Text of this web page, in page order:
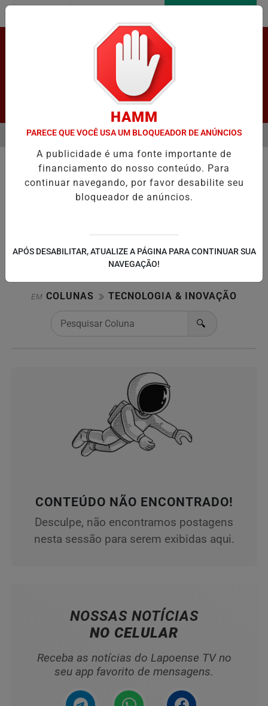
Pesquisar Notícia
SIMULAÇÃO PRÁTICA DE VOTAÇÃO ELETRÔNICA EM LAPÃO
EM ALTA
MENU
EM COLUNAS TECNOLOGIA & INOVAÇÃO
🔍
CONTEÚDO NÃO ENCONTRADO!
Desculpe, não encontramos postagens
nesta sessão para serem exibidas aqui.
NOSSAS NOTÍCIAS
NO CELULAR
Receba as notícias do Lapoense TV no
seu app favorito de mensagens.
HAMM
PARECE QUE VOCÊ USA UM BLOQUEADOR DE ANÚNCIOS
A publicidade é uma fonte importante de
financiamento do nosso conteúdo. Para
continuar navegando, por favor desabilite seu
bloqueador de anúncios.
APÓS DESABILITAR, ATUALIZE A PÁGINA PARA CONTINUAR SUA
NAVEGAÇÃO!